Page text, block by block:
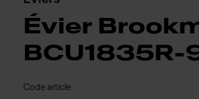
Évier
BCU1835R-
Code article